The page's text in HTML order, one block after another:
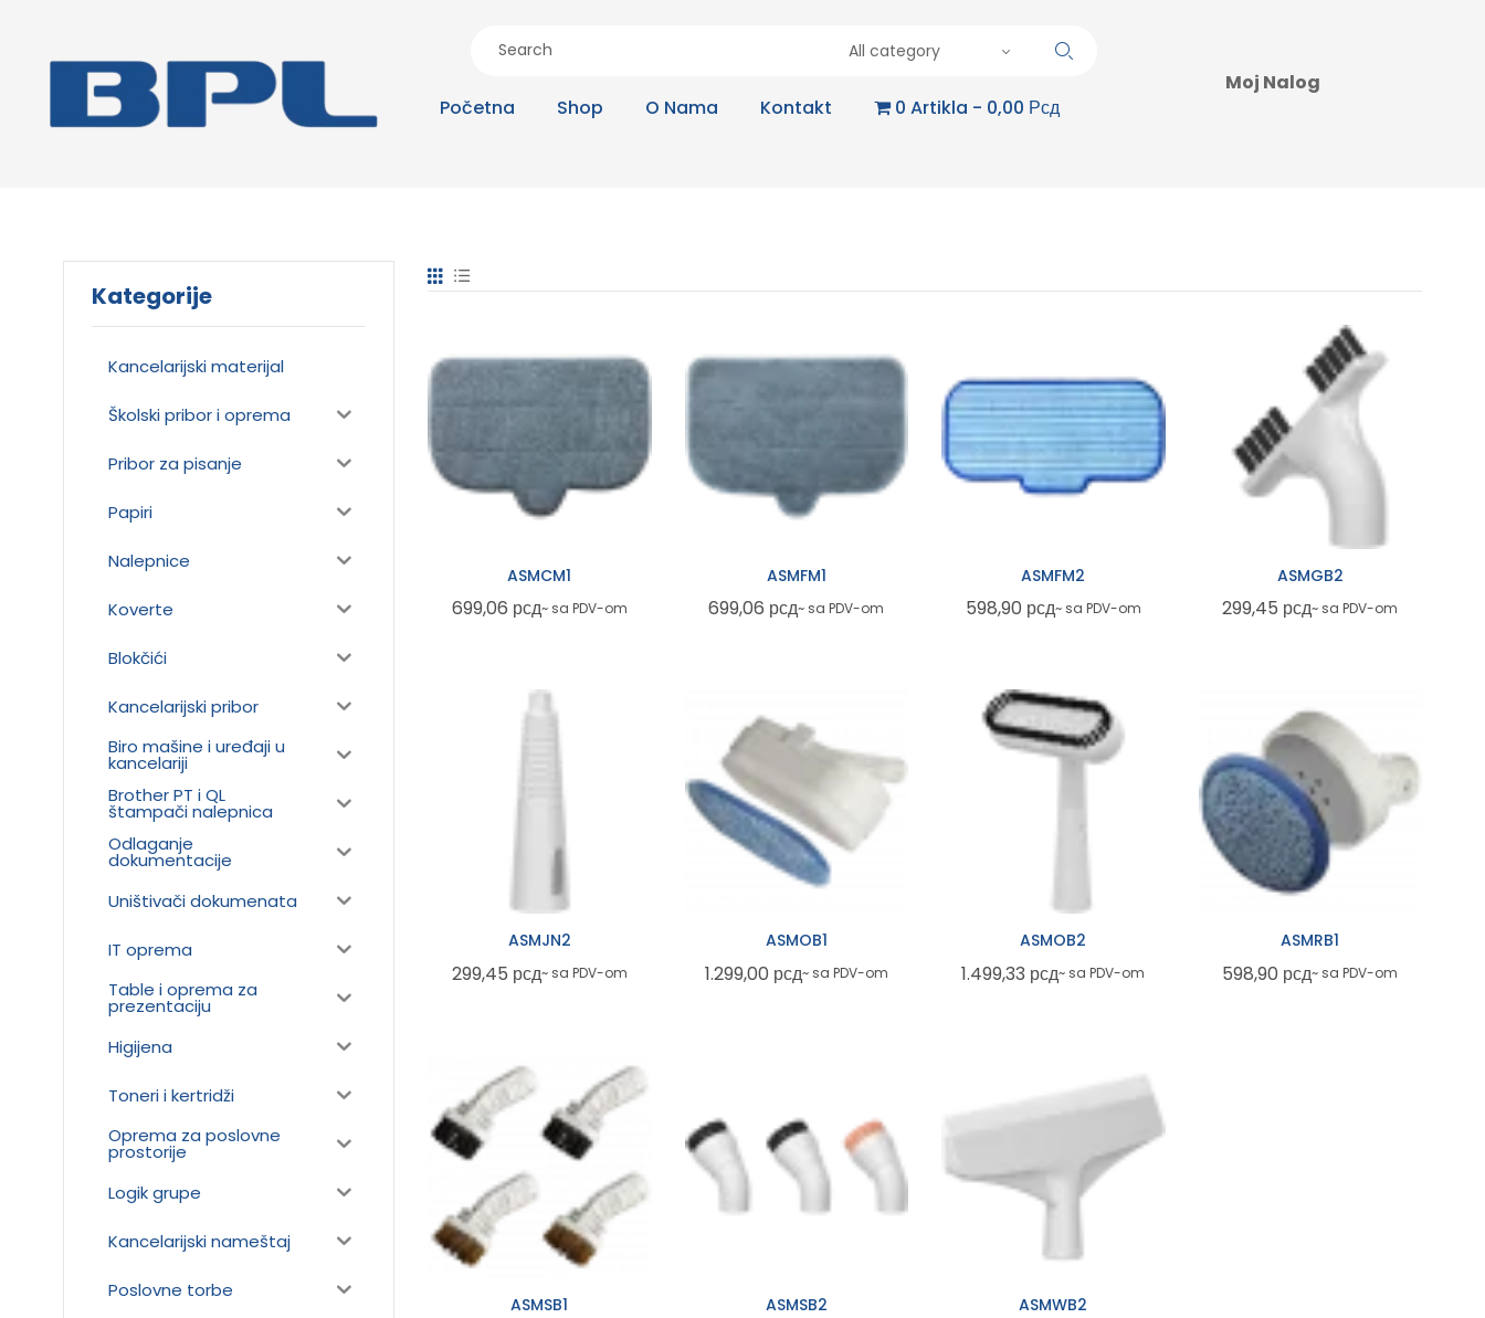
All category
Početna Shop O Nama Kontakt 0 Artikla 0,00 Рсд
Moj Nalog
ASMCM1
699,06 рсд~ sa PDV-om
ASMFM1
699,06 рсд~ sa PDV-om
ASMFM2
598,90 рсд~ sa PDV-om
ASMGB2
299,45 рсд~ sa PDV-om
ASMJN2
299,45 рсд~ sa PDV-om
ASMOB1
1.299,00 рсд~ sa PDV-om
ASMOB2
1.499,33 рсд~ sa PDV-om
ASMRB1
598,90 рсд~ sa PDV-om
ASMSB1 ASMSB2 ASMWB2
Kategorije
Kancelarijski materijal
Školski pribor i oprema
Pribor za pisanje
Papiri
Nalepnice
Koverte
Blokčići
Kancelarijski pribor
Biro mašine i uređaji u
kancelariji
Brother PT i QL
štampači nalepnica
Odlaganje
dokumentacije
Uništivači dokumenata
IT oprema
Table i oprema za
prezentaciju
Higijena
Toneri i kertridži
Oprema za poslovne
prostorije
Logik grupe
Kancelarijski nameštaj
Poslovne torbe